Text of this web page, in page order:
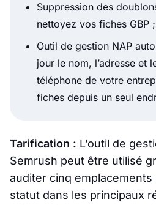
Suppression des
nettoyez vos fiches GBP ;
Outil de gestion NAP
jour le nom, l’adresse et
téléphone de votre
fiches depuis un seul
Tarification : L’outil de
Semrush peut être utilisé
auditer cinq
statut dans les principaux